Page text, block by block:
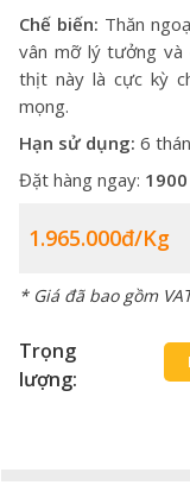
Chế biến: Thăn
vân mỡ lý tưởng và
thịt này là cực kỳ
mọng.
Hạn sử dụng: 6
Đặt hàng ngay:
1.965.000đ/kg
* Giá đã bao gồm
Trọng
lượng: